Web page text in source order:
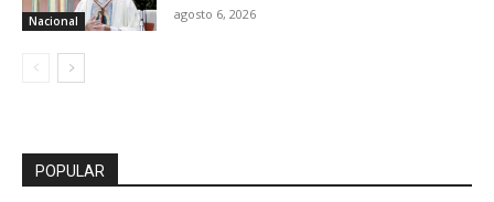
Nacional agosto 6, 2026
POPULAR